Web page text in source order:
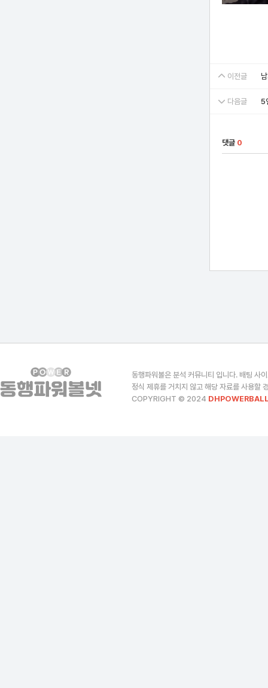
이전글
다음글 5
댓글 0
동행파워볼은 분석 커뮤니티 입니다. 배팅 사
정식 제휴를 거치지 않고 해당 자료를 사용할
COPYRIGHT © 2024